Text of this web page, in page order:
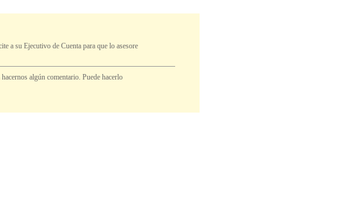
a su Ejecutivo de Cuenta para que lo asesore
hacernos algún comentario. Puede hacerlo